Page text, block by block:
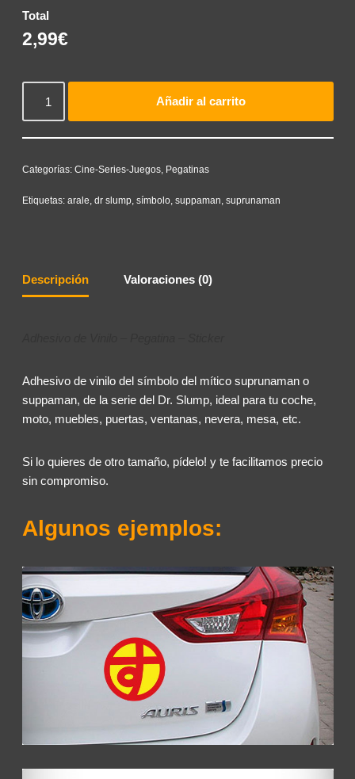
Total
2,99€
Añadir al carrito
Categorías: Cine-Series-Juegos, Pegatinas
Etiquetas: arale, dr slump, símbolo, suppaman, suprunaman
Descripción Valoraciones (0)
Adhesivo de vinilo del símbolo del mítico suprunaman o
suppaman, de la serie del Dr. Slump, ideal para tu coche,
moto, muebles, puertas, ventanas, nevera, mesa, etc.
Si lo quieres de otro tamaño, pídelo! y te facilitamos precio
sin compromiso.
Algunos ejemplos: